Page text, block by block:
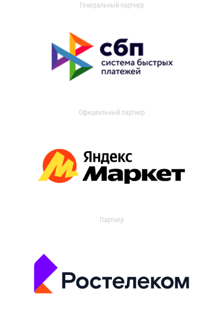
Генеральный партнер
Официальный партнер
Партнер